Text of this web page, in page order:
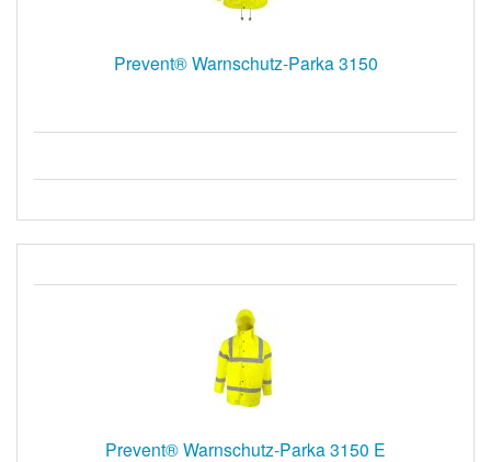
Prevent® Warnschutz-Parka 3150
Prevent® Warnschutz-Parka 3150 E